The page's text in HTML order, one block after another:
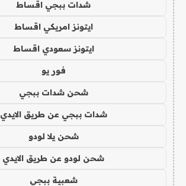
شدات ببجي اقساط
ايتونز امريكي اقساط
ايتونز سعودي اقساط
فور يو
شحن شدات ببجي
شدات ببجي عن طريق الايدي
شحن يلا لودو
شحن لودو عن طريق الايدي
شعبية ببجي